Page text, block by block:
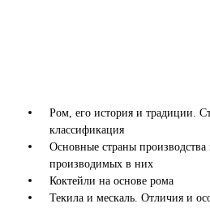
Ром, его история и традиции.
классификация
Основные страны
производимых в них
Коктейли на основе рома
Текила и мескаль. Отличия и